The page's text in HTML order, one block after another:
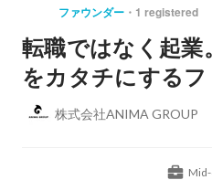
ファウンダー 1 registered
転職ではなく起
をカタチにする
株式会社ANIMA GROUP